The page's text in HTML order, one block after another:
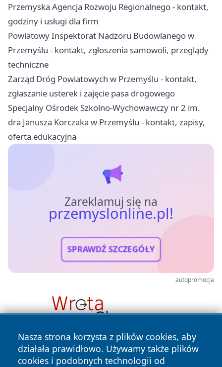
Przemyska Agencja Rozwoju Regionalnego - kontakt,
godziny i usługi dla firm
Powiatowy Inspektorat Nadzoru Budowlanego w
Przemyślu - kontakt, zgłoszenia samowoli, przeglądy
techniczne
Zarząd Dróg Powiatowych w Przemyślu - kontakt,
zgłaszanie usterek i zajęcie pasa drogowego
Specjalny Ośrodek Szkolno-Wychowawczy nr 2 im.
dra Janusza Korczaka w Przemyślu - kontakt, zapisy,
oferta edukacyjna
Zareklamuj się na
przemyslonline.pl!
SPRAWDŹ SZCZEGÓŁY
autopromocja
Nasza strona korzysta z plików cookies, aby
działała prawidłowo. Używamy także plików
cookies i podobnych technologii od